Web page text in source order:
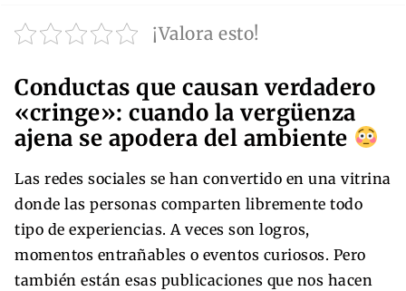
¡Valora esto!
Conductas que causan verdadero
«cringe»: cuando la vergüenza
ajena se apodera del ambiente
Las redes sociales se han convertido en una vitrina
donde las personas comparten libremente todo
tipo de experiencias. A veces son logros,
momentos entrañables o eventos curiosos. Pero
también están esas publicaciones que nos hacen